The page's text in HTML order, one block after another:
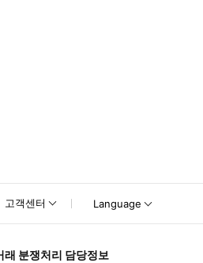
고객센터 Language
래 분쟁처리 담당정보